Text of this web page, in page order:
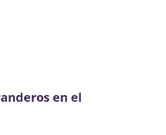
en el